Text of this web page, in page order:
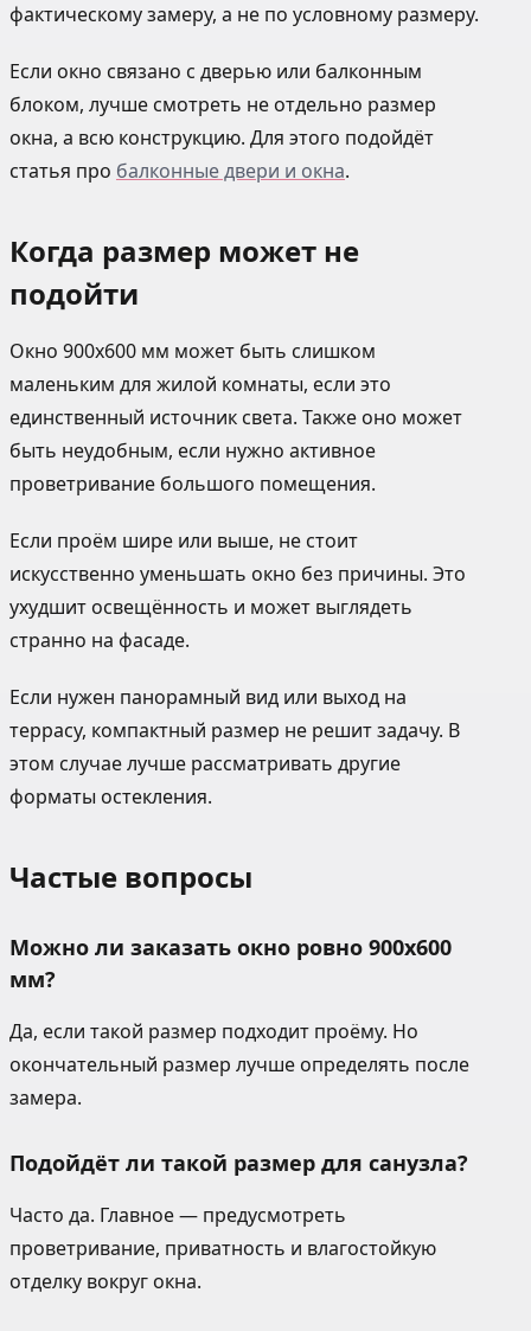
фактическому замеру, а не по условному размеру.
Если окно связано с дверью или балконным
блоком, лучше смотреть не отдельно размер
окна, а всю конструкцию. Для этого подойдёт
статья про балконные двери и окна.
Когда размер может не
подойти
Окно 900х600 мм может быть слишком
маленьким для жилой комнаты, если это
единственный источник света. Также оно может
быть неудобным, если нужно активное
проветривание большого помещения.
Если проём шире или выше, не стоит
искусственно уменьшать окно без причины. Это
ухудшит освещённость и может выглядеть
странно на фасаде.
Если нужен панорамный вид или выход на
террасу, компактный размер не решит задачу. В
этом случае лучше рассматривать другие
форматы остекления.
Частые вопросы
Можно ли заказать окно ровно 900х600
мм?
Да, если такой размер подходит проёму. Но
окончательный размер лучше определять после
замера.
Подойдёт ли такой размер для санузла?
Часто да. Главное — предусмотреть
проветривание, приватность и влагостойкую
отделку вокруг окна.